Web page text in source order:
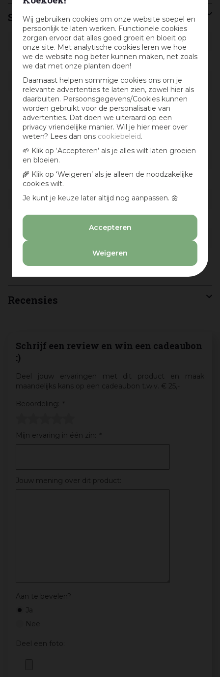
Wij gebruiken cookies om onze website soepel en
persoonlijk te laten werken. Functionele cookies
zorgen ervoor dat alles goed groeit en bloeit op
onze site. Met analytische cookies leren we hoe
we de website nog beter kunnen maken, net zoals
we dat met onze planten doen!
Daarnaast helpen sommige cookies ons om je
relevante advertenties te laten zien, zowel hier als
daarbuiten. Persoonsgegevens/Cookies kunnen
worden gebruikt voor de personalisatie van
advertenties. Dat doen we uiteraard op een
privacy vriendelijke manier. Wil je hier meer over
weten? Lees dan ons cookiebeleid.
🌱 Klik op ‘Accepteren’ als je alles wilt laten groeien
en bloeien.
🌾 Klik op ‘Weigeren’ als je alleen de noodzakelijke
cookies wilt.
Je kunt je keuze later altijd nog aanpassen. 🌼
Accepteren
Weigeren
Specificaties
Artikelnummer 824173
EAN code 8721042537768
EAN leverancier TO-7367
Merk Tierra outdoor
Soort tuintafel Dining tuintafel
Kleur Grijs
Materiaal
Diameter in cm 150
Hoogte in cm 75
Materiaal detail
Vorm
6 zitplaatsen
Recensies
Schrijf een review en win een cadeaubon
:)
Deel jouw ervaringen met dit product en maak
maandelijks kans op een cadeaubon t.w.v. € 25,-
Beoordeling:
*
Mijn ervaring in één zin: *
Jouw mening over dit product:
Aan te bevelen?
Ja
Nee
Deel een foto: